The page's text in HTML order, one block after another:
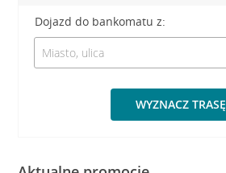
Dojazd do bankomatu z:
WYZNACZ TRASĘ